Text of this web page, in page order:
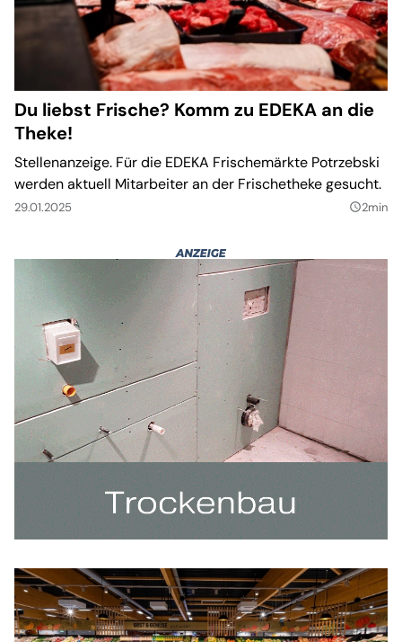
Du liebst Frische? Komm zu EDEKA an die
Theke!
Stellenanzeige. Für die EDEKA Frischemärkte Potrzebski
werden aktuell Mitarbeiter an der Frischetheke gesucht.
29.01.2025 query_builder2min